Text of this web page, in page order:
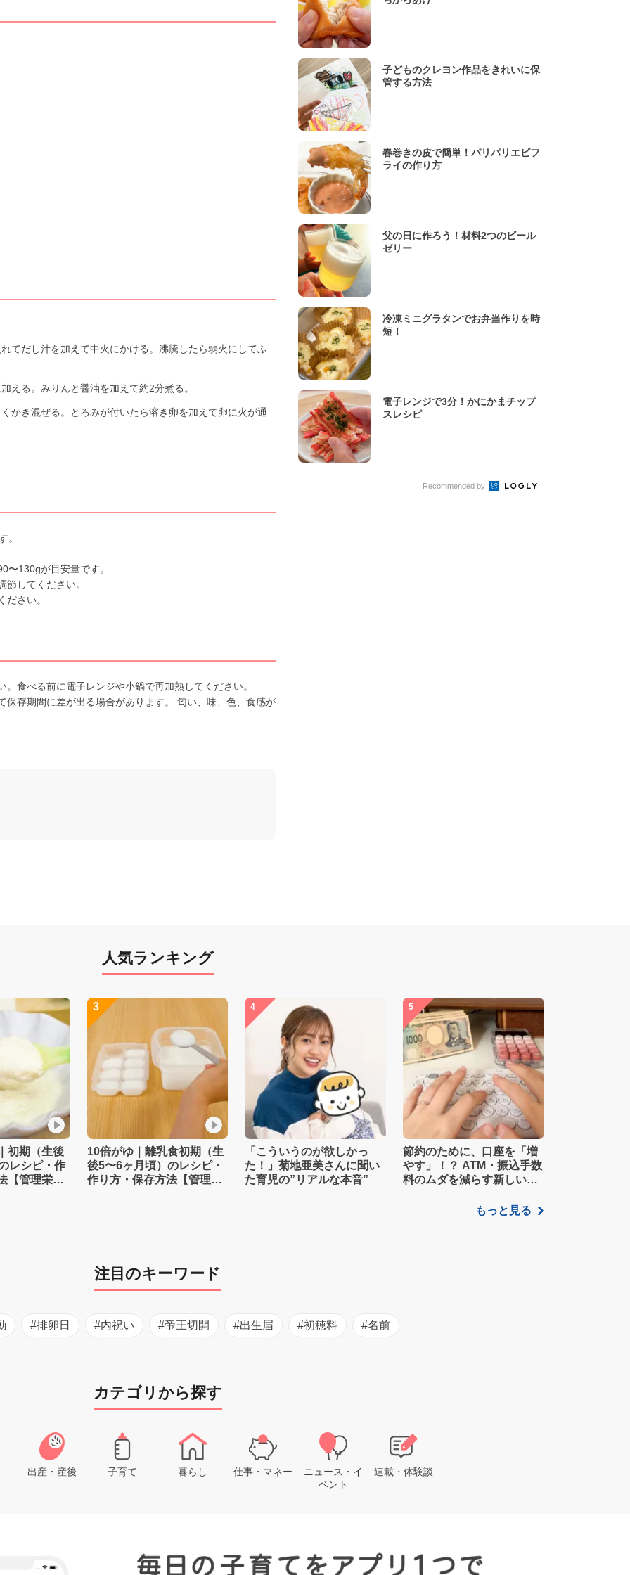
てだし汁を加えて中火にかける。沸騰したら弱火にしてふ
える。みりんと醤油を加えて約2分煮る。
かき混ぜる。とろみが付いたら溶き卵を加えて卵に火が通
。
〜130gが目安量です。
してください。
さい。
食べる前に電子レンジや小鍋で再加熱してください。
存期間に差が出る場合があります。 匂い、味、色、食感が
子どものクレヨン作品をきれいに保
管する方法
春巻きの皮で簡単！パリパリエビフ
ライの作り方
父の日に作ろう！材料2つのビール
ゼリー
冷凍ミニグラタンでお弁当作りを時
短！
電子レンジで3分！かにかまチップ
スレシピ
Recommended by
人気ランキング
初期（生後
レシピ・作
【管理栄養
3
10倍がゆ｜離乳食初期（生
後5〜6ヶ月頃）のレシピ・
作り方・保存方法【管理栄
4
「こういうのが欲しかっ
た！」菊地亜美さんに聞い
た育児の”リアルな本音”
5
節約のために、口座を「増
やす」！？ ATM・振込手数
料のムダを減らす新しい家
もっと見る
注目のキーワード
#排卵日 #内祝い #帝王切開 #出生届 #初穂料 #名前
カテゴリから探す
出産・産後 子育て 暮らし 仕事・マネー
ニュース・イ
ベント
連載・体験談